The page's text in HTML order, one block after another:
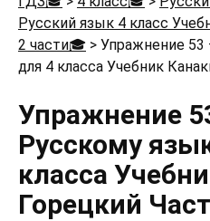
Русский язык 4 класс
2 части🎓 > Упражнение
для 4 класса Учебник
Упражнение
Русскому
класса
Горецкий